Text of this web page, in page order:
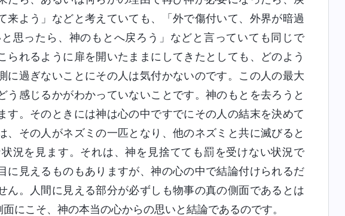
来よう」などと考えていても、「外で傷付いて、外界が暗過
思ったら、神のもとへ戻ろう」などと言っていても同じで
れるように扉を開いたままにしてきたとしても、どのよう
に過ぎないことにその人は気付かないのです。この人の最大
感じるかがわかっていないことです。神のもとを去ろうと
。そのときには神は心の中ですでにその人の結末を決めて
その人がネズミの一匹となり、他のネズミと共に滅びると
況を見ます。それは、神を見捨てても罰を受けない状況で
に見えるものもありますが、神の心の中で結論付けられるだ
ん。人間に見える部分が必ずしも物事の真の側面であるとは
にこそ、神の本当の心からの思いと結論であるのです。